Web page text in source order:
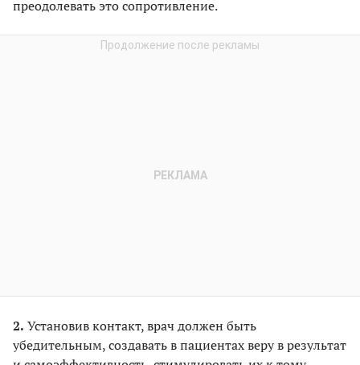
преодолевать это сопротивление.
2. Установив контакт, врач должен быть
убедительным, создавать в пациентах веру в результат